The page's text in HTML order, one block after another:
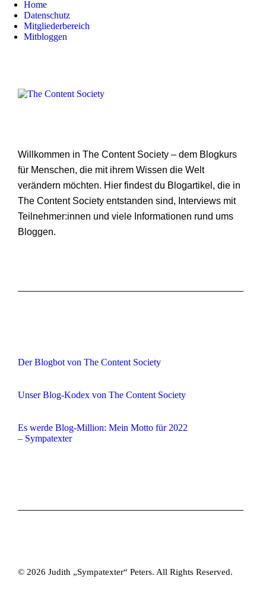
Home
Datenschutz
Mitgliederbereich
Mitbloggen
Willkommen in The Content Society – dem Blogkurs
für Menschen, die mit ihrem Wissen die Welt
verändern möchten. Hier findest du Blogartikel, die in
The Content Society entstanden sind, Interviews mit
Teilnehmer:innen und viele Informationen rund ums
Bloggen.
Der Blogbot von The Content Society
Unser Blog-Kodex von The Content Society
Es werde Blog-Million: Mein Motto für 2022
– Sympatexter
© 2026 Judith „Sympatexter“ Peters. All Rights Reserved.